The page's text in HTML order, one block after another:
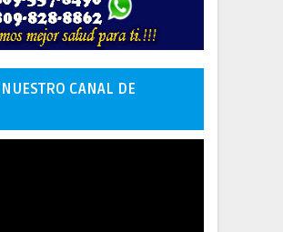
CANAL DE